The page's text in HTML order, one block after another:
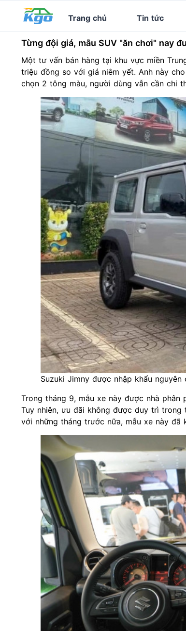
Trang chủ Tin tức
Từng đội giá, mẫu SUV "ăn chơi" nay
Một tư vấn bán hàng tại khu vực miền
triệu đồng so với giá niêm yết. Anh này
chọn 2 tông màu, người dùng vẫn cần chi
Suzuki Jimny được nhập khẩu
Trong tháng 9, mẫu xe này được nhà
Tuy nhiên, ưu đãi không được duy trì trong
với những tháng trước nữa, mẫu xe này đã